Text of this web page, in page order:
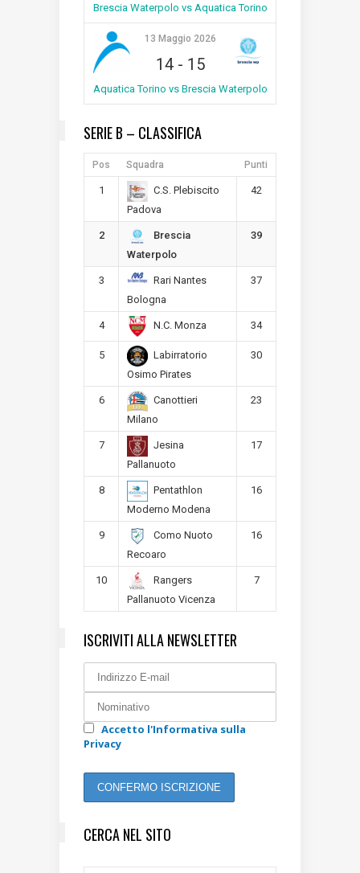
Brescia Waterpolo vs Aquatica Torino
13 Maggio 2026
14- 15
Aquatica Torino vs Brescia Waterpolo
SERIE B – CLASSIFICA
Pos Squadra Punti
1
C.S. Plebiscito
Padova
42
2
Brescia
Waterpolo
39
3
Rari Nantes
Bologna
37
4 N.C. Monza 34
5
Labirratorio
Osimo Pirates
30
6
Canottieri
Milano
23
7
Jesina
Pallanuoto
17
8
Pentathlon
Moderno Modena
16
9
Como Nuoto
Recoaro
16
10
Rangers
Pallanuoto Vicenza
7
ISCRIVITI ALLA NEWSLETTER
Accetto l'Informativa sulla
Privacy
CERCA NEL SITO